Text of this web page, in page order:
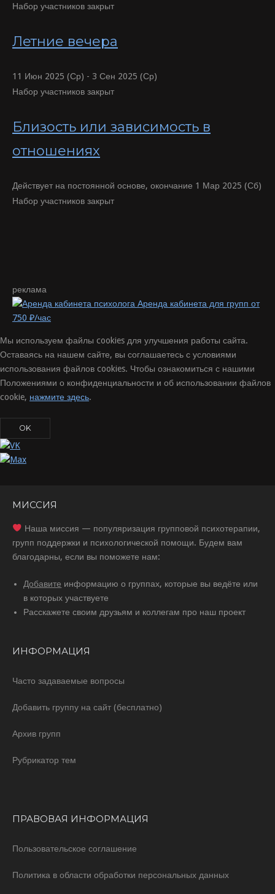
Набор участников закрыт
Летние вечера
11 Июн 2025 (Ср) - 3 Сен 2025 (Ср)
Набор участников закрыт
Близость или зависимость в
отношениях
Действует на постоянной основе, окончание 1 Мар 2025 (Сб)
Набор участников закрыт
реклама
Аренда кабинета для групп от
750 ₽/час
Мы используем файлы cookies для улучшения работы сайта.
Оставаясь на нашем сайте, вы соглашаетесь с условиями
использования файлов cookies. Чтобы ознакомиться с нашими
Положениями о конфиденциальности и об использовании файлов
cookie, нажмите здесь.
OK
МИССИЯ
Наша миссия — популяризация групповой психотерапии,
групп поддержки и психологической помощи. Будем вам
благодарны, если вы поможете нам:
Добавите информацию о группах, которые вы ведёте или
в которых участвуете
Расскажете своим друзьям и коллегам про наш проект
ИНФОРМАЦИЯ
Часто задаваемые вопросы
Добавить группу на сайт (бесплатно)
Архив групп
Рубрикатор тем
ПРАВОВАЯ ИНФОРМАЦИЯ
Пользовательское соглашение
Политика в области обработки персональных данных